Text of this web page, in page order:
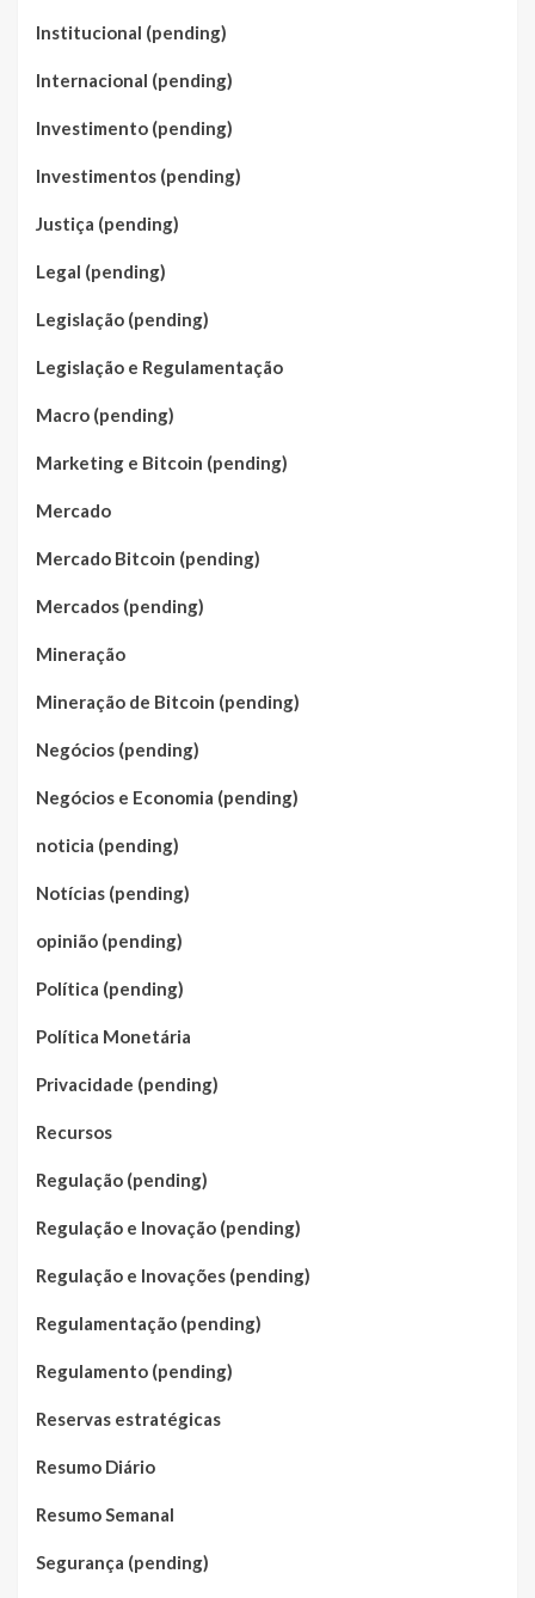
Institucional (pending)
Internacional (pending)
Investimento (pending)
Investimentos (pending)
Justiça (pending)
Legal (pending)
Legislação (pending)
Legislação e Regulamentação
Macro (pending)
Marketing e Bitcoin (pending)
Mercado
Mercado Bitcoin (pending)
Mercados (pending)
Mineração
Mineração de Bitcoin (pending)
Negócios (pending)
Negócios e Economia (pending)
noticia (pending)
Notícias (pending)
opinião (pending)
Política (pending)
Política Monetária
Privacidade (pending)
Recursos
Regulação (pending)
Regulação e Inovação (pending)
Regulação e Inovações (pending)
Regulamentação (pending)
Regulamento (pending)
Reservas estratégicas
Resumo Diário
Resumo Semanal
Segurança (pending)